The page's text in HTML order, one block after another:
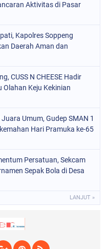
(1977)
Aktivitas di Pasar
Kapolres Soppeng
Daerah Aman dan
CUSS N CHEESE Hadir
Olahan Keju Kekinian
Umum, Gudep SMAN 1
Hari Pramuka ke-65
Persatuan, Sekcam
Sepak Bola di Desa
LANJUT »